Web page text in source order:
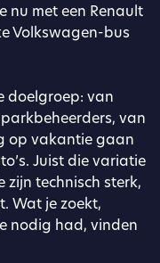
nu met een Renault
Volkswagen-bus
doelgroep: van
van
op vakantie gaan
Juist die variatie
zijn technisch sterk,
Wat je zoekt,
nodig had, vinden